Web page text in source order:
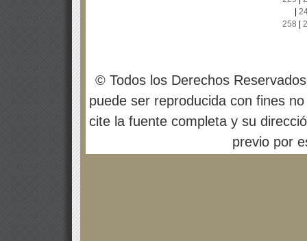
258
© Todos los Derechos
puede ser reproducida con fines
cite la fuente completa y su
previo por